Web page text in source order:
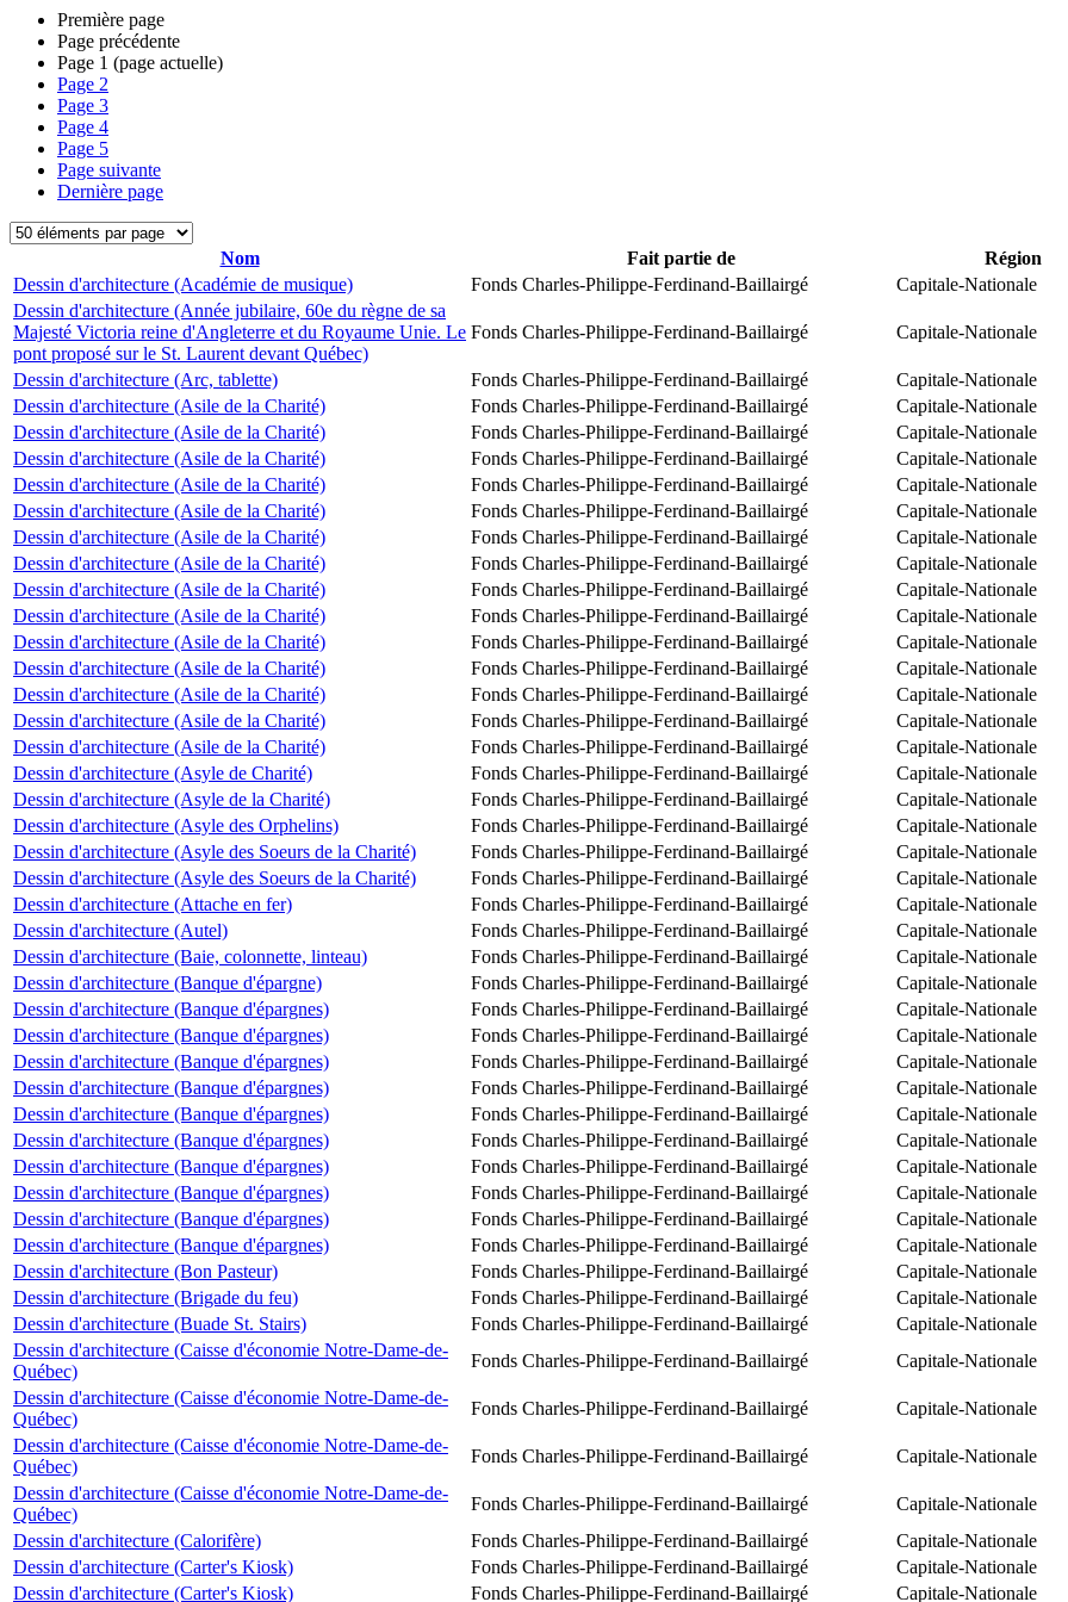
Première page
Page précédente
Page 1 (page actuelle)
Page 2
Page 3
Page 4
Page 5
Page suivante
Dernière page
Nom Fait partie de
Région
Dessin d'architecture (Académie de musique)
Fonds Charles-Philippe-Ferdinand-Baillairgé
Capitale-Nationale
Dessin d'architecture (Année jubilaire, 60e du règne de sa
Majesté Victoria reine d'Angleterre et du Royaume Unie. Le
pont proposé sur le St. Laurent devant Québec)
Fonds Charles-Philippe-Ferdinand-Baillairgé Capitale-Nationale
Dessin d'architecture (Arc, tablette) Fonds Charles-Philippe-Ferdinand-Baillairgé
Capitale-Nationale
Dessin d'architecture (Asile de la Charité)
Fonds Charles-Philippe-Ferdinand-Baillairgé
Capitale-Nationale
Dessin d'architecture (Asile de la Charité)
Fonds Charles-Philippe-Ferdinand-Baillairgé
Capitale-Nationale
Dessin d'architecture (Asile de la Charité)
Fonds Charles-Philippe-Ferdinand-Baillairgé
Capitale-Nationale
Dessin d'architecture (Asile de la Charité)
Fonds Charles-Philippe-Ferdinand-Baillairgé
Capitale-Nationale
Dessin d'architecture (Asile de la Charité)
Fonds Charles-Philippe-Ferdinand-Baillairgé
Capitale-Nationale
Dessin d'architecture (Asile de la Charité)
Fonds Charles-Philippe-Ferdinand-Baillairgé
Capitale-Nationale
Dessin d'architecture (Asile de la Charité)
Fonds Charles-Philippe-Ferdinand-Baillairgé
Capitale-Nationale
Dessin d'architecture (Asile de la Charité)
Fonds Charles-Philippe-Ferdinand-Baillairgé
Capitale-Nationale
Dessin d'architecture (Asile de la Charité)
Fonds Charles-Philippe-Ferdinand-Baillairgé
Capitale-Nationale
Dessin d'architecture (Asile de la Charité)
Fonds Charles-Philippe-Ferdinand-Baillairgé
Capitale-Nationale
Dessin d'architecture (Asile de la Charité)
Fonds Charles-Philippe-Ferdinand-Baillairgé
Capitale-Nationale
Dessin d'architecture (Asile de la Charité)
Fonds Charles-Philippe-Ferdinand-Baillairgé
Capitale-Nationale
Dessin d'architecture (Asile de la Charité)
Fonds Charles-Philippe-Ferdinand-Baillairgé
Capitale-Nationale
Dessin d'architecture (Asile de la Charité)
Fonds Charles-Philippe-Ferdinand-Baillairgé
Capitale-Nationale
Dessin d'architecture (Asyle de Charité)
Fonds Charles-Philippe-Ferdinand-Baillairgé
Capitale-Nationale
Dessin d'architecture (Asyle de la Charité)
Fonds Charles-Philippe-Ferdinand-Baillairgé
Capitale-Nationale
Dessin d'architecture (Asyle des Orphelins)
Fonds Charles-Philippe-Ferdinand-Baillairgé
Capitale-Nationale
Dessin d'architecture (Asyle des Soeurs de la Charité)
Fonds Charles-Philippe-Ferdinand-Baillairgé
Capitale-Nationale
Dessin d'architecture (Asyle des Soeurs de la Charité)
Fonds Charles-Philippe-Ferdinand-Baillairgé
Capitale-Nationale
Dessin d'architecture (Attache en fer)
Fonds Charles-Philippe-Ferdinand-Baillairgé
Capitale-Nationale
Dessin d'architecture (Autel)
Fonds Charles-Philippe-Ferdinand-Baillairgé
Capitale-Nationale
Dessin d'architecture (Baie, colonnette, linteau)
Fonds Charles-Philippe-Ferdinand-Baillairgé
Capitale-Nationale
Dessin d'architecture (Banque d'épargne)
Fonds Charles-Philippe-Ferdinand-Baillairgé
Capitale-Nationale
Dessin d'architecture (Banque d'épargnes)
Fonds Charles-Philippe-Ferdinand-Baillairgé
Capitale-Nationale
Dessin d'architecture (Banque d'épargnes)
Fonds Charles-Philippe-Ferdinand-Baillairgé
Capitale-Nationale
Dessin d'architecture (Banque d'épargnes)
Fonds Charles-Philippe-Ferdinand-Baillairgé
Capitale-Nationale
Dessin d'architecture (Banque d'épargnes)
Fonds Charles-Philippe-Ferdinand-Baillairgé
Capitale-Nationale
Dessin d'architecture (Banque d'épargnes)
Fonds Charles-Philippe-Ferdinand-Baillairgé
Capitale-Nationale
Dessin d'architecture (Banque d'épargnes)
Fonds Charles-Philippe-Ferdinand-Baillairgé
Capitale-Nationale
Dessin d'architecture (Banque d'épargnes)
Fonds Charles-Philippe-Ferdinand-Baillairgé
Capitale-Nationale
Dessin d'architecture (Banque d'épargnes)
Fonds Charles-Philippe-Ferdinand-Baillairgé
Capitale-Nationale
Dessin d'architecture (Banque d'épargnes)
Fonds Charles-Philippe-Ferdinand-Baillairgé
Capitale-Nationale
Dessin d'architecture (Banque d'épargnes)
Fonds Charles-Philippe-Ferdinand-Baillairgé
Capitale-Nationale
Dessin d'architecture (Bon Pasteur)
Fonds Charles-Philippe-Ferdinand-Baillairgé
Capitale-Nationale
Dessin d'architecture (Brigade du feu)
Fonds Charles-Philippe-Ferdinand-Baillairgé
Capitale-Nationale
Dessin d'architecture (Buade St. Stairs)
Fonds Charles-Philippe-Ferdinand-Baillairgé
Capitale-Nationale
Dessin d'architecture (Caisse d'économie Notre-Dame-de-
Québec)
Fonds Charles-Philippe-Ferdinand-Baillairgé
Capitale-Nationale
Dessin d'architecture (Caisse d'économie Notre-Dame-de-
Québec)
Fonds Charles-Philippe-Ferdinand-Baillairgé
Capitale-Nationale
Dessin d'architecture (Caisse d'économie Notre-Dame-de-
Québec)
Fonds Charles-Philippe-Ferdinand-Baillairgé
Capitale-Nationale
Dessin d'architecture (Caisse d'économie Notre-Dame-de-
Québec)
Fonds Charles-Philippe-Ferdinand-Baillairgé
Capitale-Nationale
Dessin d'architecture (Calorifère)
Fonds Charles-Philippe-Ferdinand-Baillairgé
Capitale-Nationale
Dessin d'architecture (Carter's Kiosk)
Fonds Charles-Philippe-Ferdinand-Baillairgé
Capitale-Nationale
Dessin d'architecture (Carter's Kiosk)
Fonds Charles-Philippe-Ferdinand-Baillairgé Capitale-Nationale